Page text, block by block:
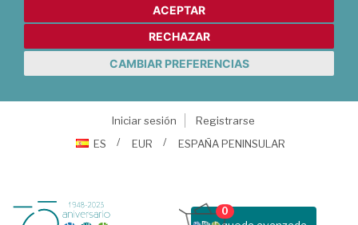
ACEPTAR
RECHAZAR
CAMBIAR PREFERENCIAS
Iniciar sesión
Registrarse
ES
EUR ESPAÑA PENINSULAR
0